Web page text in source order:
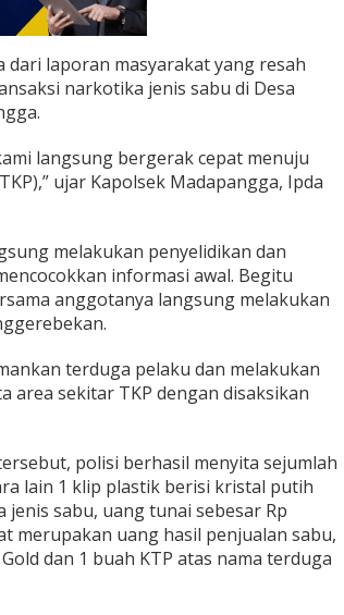
dari laporan masyarakat yang resah
narkotika jenis sabu di Desa
langsung bergerak cepat menuju
ujar Kapolsek Madapangga, Ipda
melakukan penyelidikan dan
informasi awal. Begitu
anggotanya langsung melakukan
terduga pelaku dan melakukan
area sekitar TKP dengan disaksikan
polisi berhasil menyita sejumlah
lain 1 klip plastik berisi kristal putih
sabu, uang tunai sebesar Rp
merupakan uang hasil penjualan sabu,
dan 1 buah KTP atas nama terduga